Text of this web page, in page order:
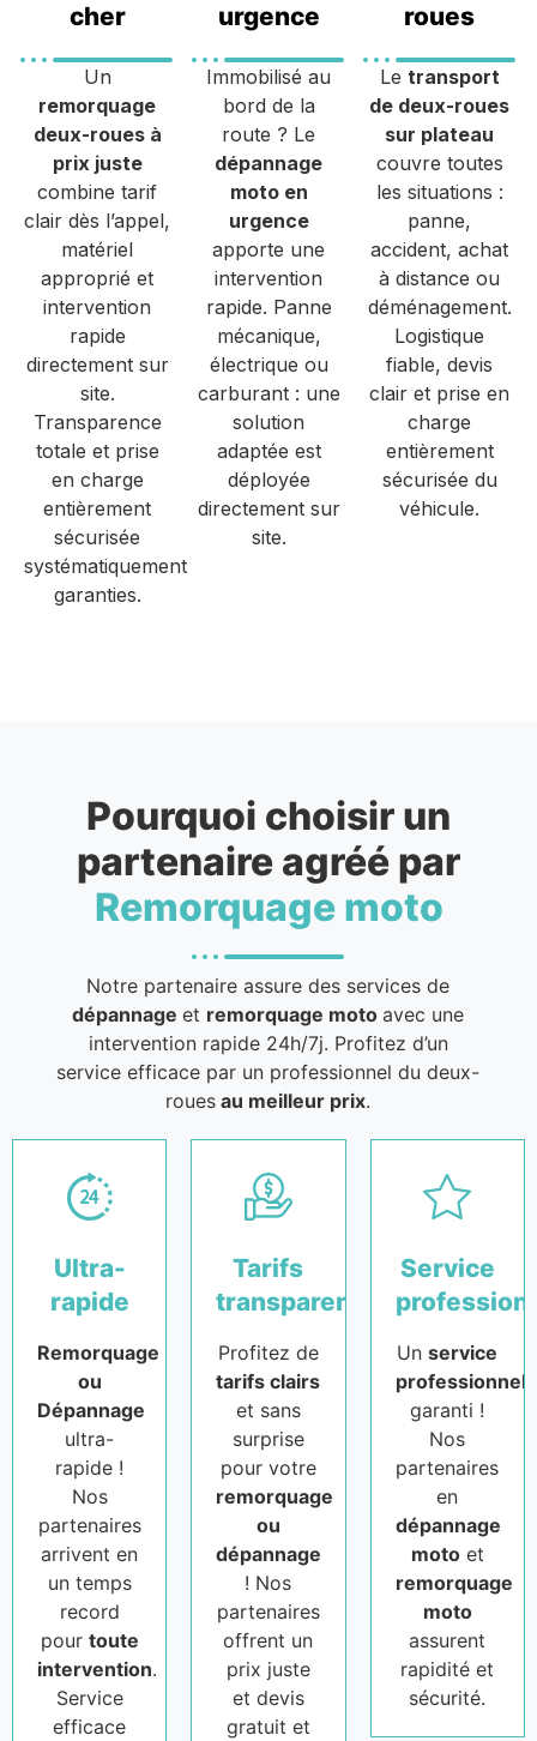
cher
Un
remorquage
deux-roues à
prix juste
combine tarif
clair dès l’appel,
matériel
approprié et
intervention
rapide
directement sur
site.
Transparence
totale et prise
en charge
entièrement
sécurisée
systématiquement
garanties.
urgence
Immobilisé au
bord de la
route ? Le
dépannage
moto en
urgence
apporte une
intervention
rapide. Panne
mécanique,
électrique ou
carburant : une
solution
adaptée est
déployée
directement sur
site.
roues
Le transport
de deux-roues
sur plateau
couvre toutes
les situations :
panne,
accident, achat
à distance ou
déménagement.
Logistique
fiable, devis
clair et prise en
charge
entièrement
sécurisée du
véhicule.
Pourquoi choisir un
partenaire agréé par
Remorquage moto
Notre partenaire assure des services de
dépannageet remorquage motoavec une
intervention rapide 24h/7j. Profitez d’un
service efficace par un professionnel du deux-
roues au meilleur prix.
Ultra-
rapide
Remorquage
ou
Dépannage
ultra-
rapide !
Nos
partenaires
arrivent en
un temps
record
pour toute
intervention.
Service
efficace
Tarifs
transparents
Profitez de
tarifs clairs
et sans
surprise
pour votre
remorquage
ou
dépannage
! Nos
partenaires
offrent un
prix juste
et devis
gratuit et
Service
Unservice
professionnel
garanti !
Nos
partenaires
en
dépannage
motoet
remorquage
moto
assurent
rapidité et
sécurité.